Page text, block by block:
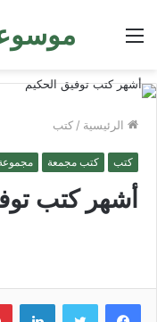
القائمة
الرئيسية / كتب
كتب كتب مجمعة
أشهر كتب